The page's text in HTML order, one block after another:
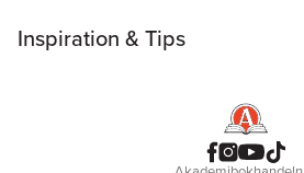
Inspiration & Tips